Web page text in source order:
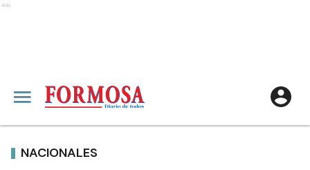
Ads
NACIONALES